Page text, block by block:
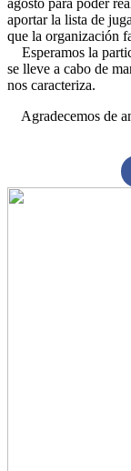
aportar la lista de
que la organización
Esperamos la
se lleve a cabo de
nos caracteriza.
Agradecemos de